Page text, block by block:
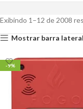
Exibindo 1–12 de 2008
Mostrar barra lateral
-9%